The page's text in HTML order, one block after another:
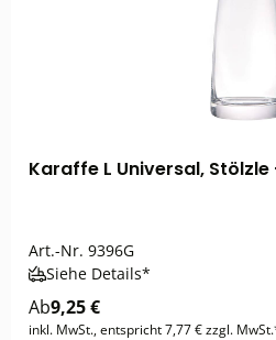
Karaffe L Universal,
Art.-Nr. 9396G
Siehe Details*
Ab9,25 €
inkl. MwSt., entspricht 7,77 € zzgl.